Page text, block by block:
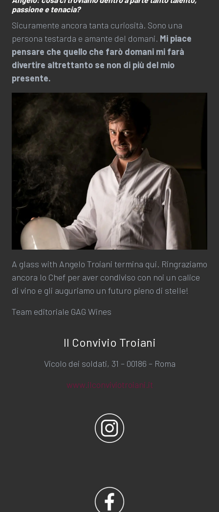
passione e tenacia?
Sicuramente ancora tanta curiosità. Sono una
persona testarda e amante del domani. Mi piace
pensare che quello che farò domani mi farà
divertire altrettanto se non di più del mio
presente.
A glass with Angelo Troiani termina qui. Ringraziamo
ancora lo Chef per aver condiviso con noi un calice
di vino e gli auguriamo un futuro pieno di stelle!
Team editoriale GAG Wines
Il Convivio Troiani
Vicolo dei soldati, 31 – 00186 – Roma
www.ilconviviotroiani.it